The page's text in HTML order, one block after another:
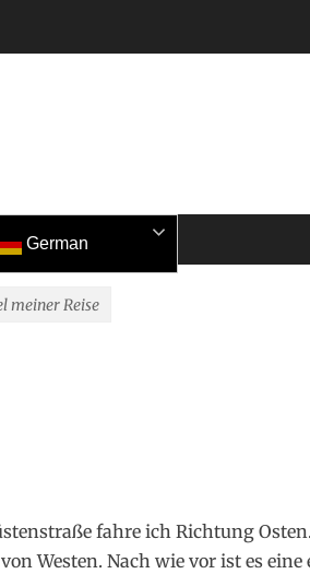
German
meiner Reise
fahre ich Richtung
Westen. Nach wie vor ist es eine